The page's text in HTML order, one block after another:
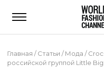
Главная /Статьи /Мода /
российской группой Little